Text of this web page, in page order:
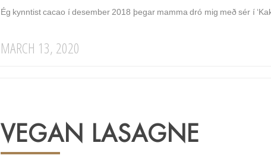
Ég kynntist cacao í desember 2018 þegar mamma dró mig með sér í
MARCH 13, 2020
VEGAN LASAGNE